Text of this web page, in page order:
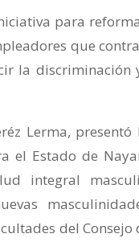
para
que
la
Lerma,
el Estado de
integral
del